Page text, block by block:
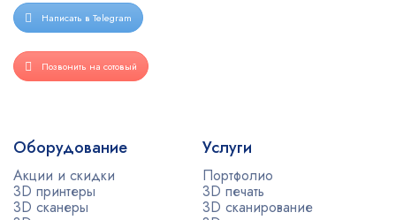
Написать в Telegram
Позвонить на сотовый
Оборудование
Акции и скидки
3D принтеры
3D сканеры
Услуги
Портфолио
3D печать
3D сканирование